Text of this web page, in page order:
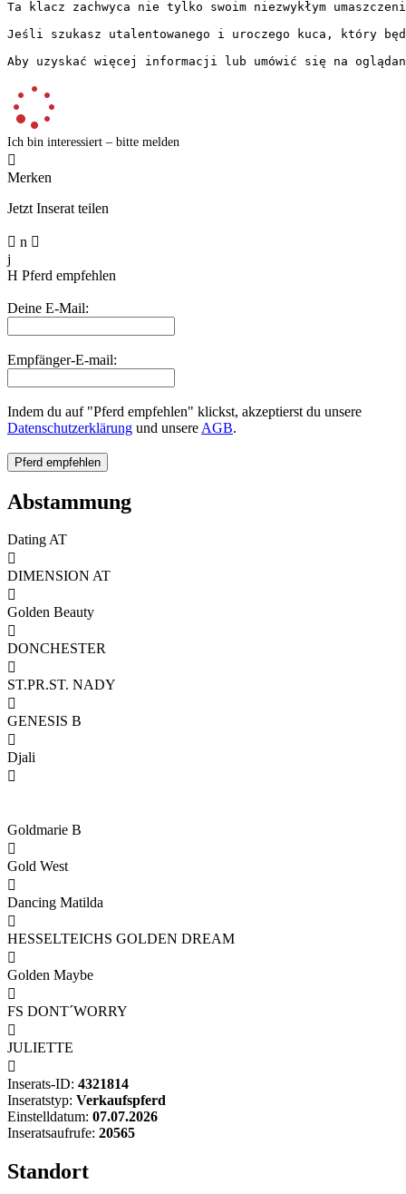
Ta klacz zachwyca nie tylko swoim niezwykłym
Jeśli szukasz utalentowanego i uroczego kuca, który
Aby uzyskać więcej informacji lub umówić się na
Ich bin interessiert – bitte melden

Merken
Jetzt Inserat teilen
 n 
j
H Pferd empfehlen
Deine E-Mail:
Empfänger-E-mail:
Indem du auf "Pferd empfehlen" klickst, akzeptierst du unsere
Datenschutzerklärung und unsere AGB.
Abstammung
Dating AT

DIMENSION AT

Golden Beauty

DONCHESTER

ST.PR.ST. NADY

GENESIS B

Djali

Goldmarie B

Gold West

Dancing Matilda

HESSELTEICHS GOLDEN DREAM

Golden Maybe

FS DONT´WORRY

JULIETTE

Inserats-ID: 4321814
Inseratstyp: Verkaufspferd
Einstelldatum: 07.07.2026
Inseratsaufrufe: 20565
Standort